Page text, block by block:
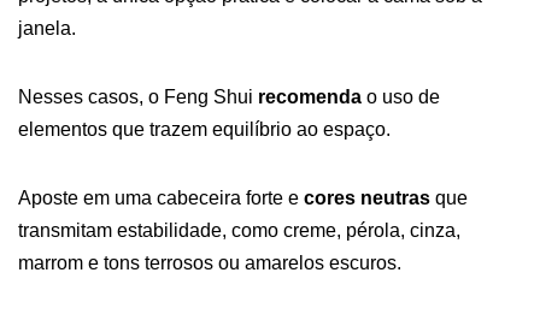
janela.
Nesses casos, o Feng Shui recomenda o uso de
elementos que trazem equilíbrio ao espaço.
Aposte em uma cabeceira forte e cores neutras que
transmitam estabilidade, como creme, pérola, cinza,
marrom e tons terrosos ou amarelos escuros.